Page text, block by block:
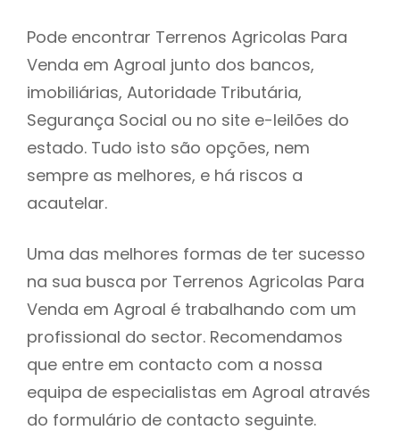
Pode encontrar Terrenos Agricolas Para
Venda em Agroal junto dos bancos,
imobiliárias, Autoridade Tributária,
Segurança Social ou no site e-leilões do
estado. Tudo isto são opções, nem
sempre as melhores, e há riscos a
acautelar.
Uma das melhores formas de ter sucesso
na sua busca por Terrenos Agricolas Para
Venda em Agroal é trabalhando com um
profissional do sector. Recomendamos
que entre em contacto com a nossa
equipa de especialistas em Agroal através
do formulário de contacto seguinte.